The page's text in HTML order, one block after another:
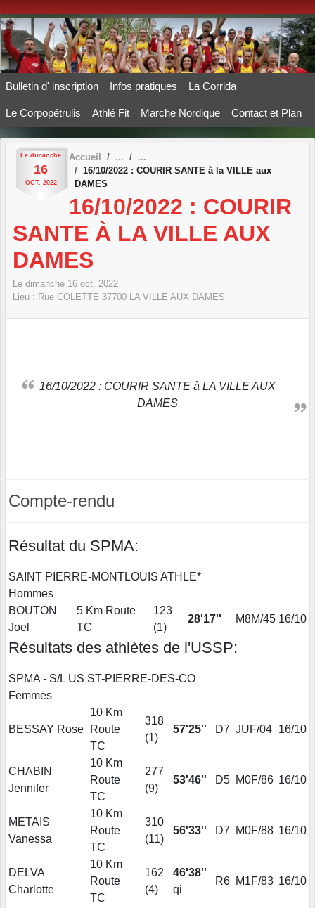
Bulletin d' inscription Infos pratiques La Corrida
Le Corpopétrulis Athlé Fit Marche Nordique Contact et Plan
Le dimanche
16
OCT. 2022
Accueil
16/10/2022 : COURIR SANTE à la VILLE aux
DAMES
16/10/2022 : COURIR
SANTE À LA VILLE AUX
DAMES
Le dimanche 16 oct. 2022
Lieu : Rue COLETTE 37700 LA VILLE AUX DAMES
16/10/2022 : COURIR SANTE à LA VILLE AUX
DAMES
Compte-rendu
Résultat du SPMA:
SAINT PIERRE-MONTLOUIS ATHLE*
Hommes
BOUTON
Joel
5 Km Route
TC
123
(1)
28'17'' M8M/45 16/10
Résultats des athlètes de l'USSP:
SPMA - S/L US ST-PIERRE-DES-CO
Femmes
BESSAY Rose
10 Km
Route
TC
318
(1)
57'25'' D7 JUF/04 16/10
CHABIN
Jennifer
10 Km
Route
TC
277
(9)
53'46'' D5 M0F/86 16/10
METAIS
Vanessa
10 Km
Route
TC
310
(11)
56'33'' D7 M0F/88 16/10
DELVA
Charlotte
10 Km
Route
TC
162
(4)
46'38''
qi
R6 M1F/83 16/10